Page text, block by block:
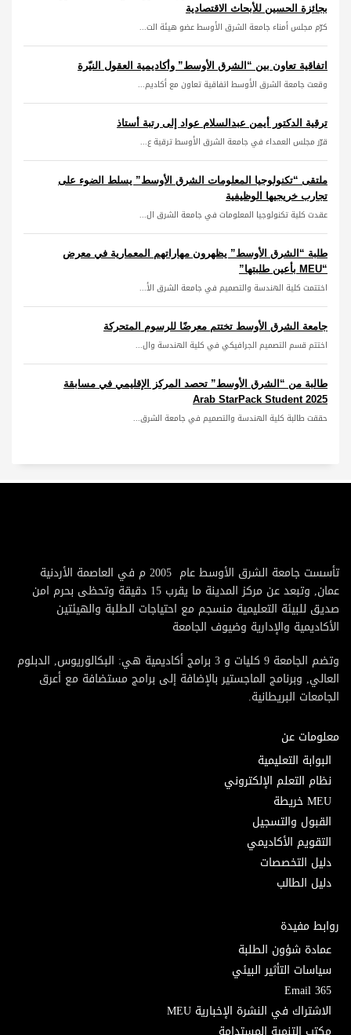
بجائزة الحسين للأبحاث الاقتصادية
كرّم مجلس أمناء جامعة الشرق الأوسط عضو هيئة الت...
اتفاقية تعاون بين “الشرق الأوسط” وأكاديمية العقول النيّرة
وقعت جامعة الشرق الأوسط اتفاقية تعاون مع أكاديم...
ترقية الدكتور أيمن عبدالسلام عواد إلى رتبة أستاذ
قرّر مجلس العمداء في جامعة الشرق الأوسط ترقية ع...
ملتقى “تكنولوجيا المعلومات الشرق الأوسط” يسلط الضوء على
تجارب خريجيها الوظيفية
عقدت كلية تكنولوجيا المعلومات في جامعة الشرق ال...
طلبة “الشرق الأوسط” يظهرون مهاراتهم المعمارية في معرض
“MEU بأعين طلبتها”
اختتمت كلية الهندسة والتصميم في جامعة الشرق الأ...
جامعة الشرق الأوسط تختتم معرضًا للرسوم المتحركة
اختتم قسم التصميم الجرافيكي في كلية الهندسة وال...
طالبة من “الشرق الأوسط” تحصد المركز الإقليمي في مسابقة
Arab StarPack Student 2025
حققت طالبة كلية الهندسة والتصميم في جامعة الشرق...
تأسست جامعة الشرق الأوسط عام 2005 م في العاصمة الأردنية
عمان, وتبعد عن مركز المدينة ما يقرب 15 دقيقة وتحظى بحرم امن
صديق للبيئة التعليمية منسجم مع احتياجات الطلبة والهيئتين
الأكاديمية والإدارية وضيوف الجامعة
وتضم الجامعة 9 كليات و 3 برامج أكاديمية هي: البكالوريوس, الدبلوم
العالي, وبرنامج الماجستير بالإضافة إلى برامج مستضافة مع أعرق
الجامعات البريطانية.
معلومات عن
البوابة التعليمية
نظام التعلم الإلكتروني
MEU خريطة
القبول والتسجيل
التقويم الأكاديمي
دليل التخصصات
دليل الطالب
روابط مفيدة
عمادة شؤون الطلبة
سياسات التأثير البيئي
Email 365
الاشتراك في النشرة الإخبارية MEU